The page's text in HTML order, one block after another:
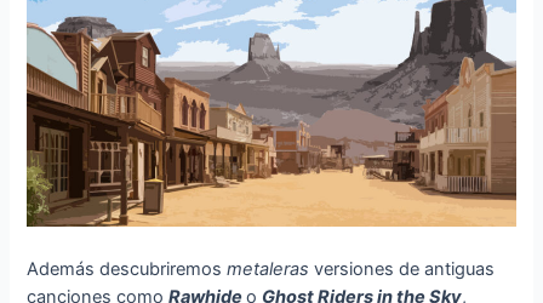
Además descubriremosmetalerasversiones de antiguas
canciones comoRawhideo Ghost Riders in the Sky,